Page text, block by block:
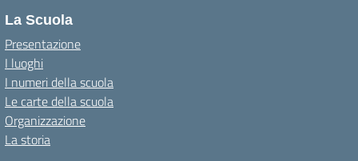
La Scuola
Presentazione
I luoghi
I numeri della scuola
Le carte della scuola
Organizzazione
La storia